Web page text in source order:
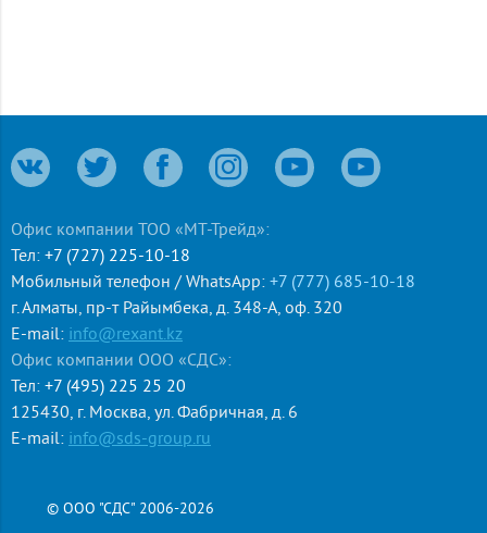
Офис компании ТОО «МТ-Трейд»:
Тел: +7 (727) 225-10-18
Мобильный телефон / WhatsApp: +7 (777) 685-10-18
г. Алматы, пр-т Райымбека, д. 348-А, оф. 320
E-mail: info@rexant.kz
Офис компании ООО «СДС»:
Тел: +7 (495) 225 25 20
125430, г. Москва, ул. Фабричная, д. 6
E-mail: info@sds-group.ru
© ООО "СДС" 2006-2026